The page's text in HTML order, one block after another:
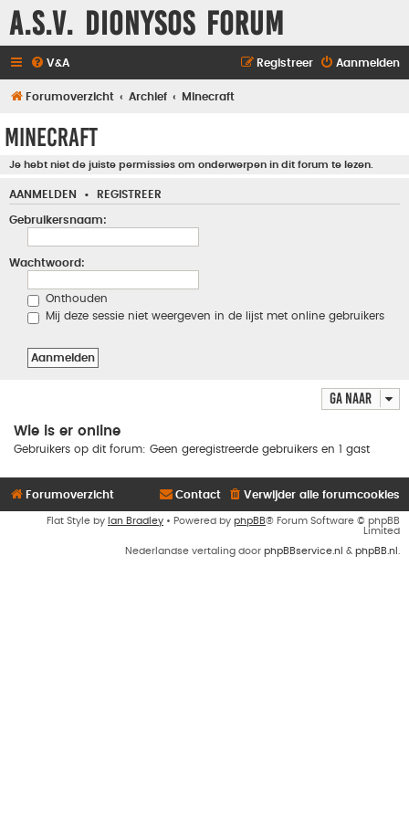
A.S.V. Dionysos Forum
V&A Aanmelden
Registreer
Forumoverzicht Archief Minecraft
Minecraft
Je hebt niet de juiste permissies om onderwerpen in dit forum te lezen.
AANMELDEN • REGISTREER
Gebruikersnaam:
Wachtwoord:
Onthouden
Mij deze sessie niet weergeven in de lijst met online gebruikers
Ga naar
Wie is er online
Gebruikers op dit forum: Geen geregistreerde gebruikers en 1 gast
Forumoverzicht Verwijder alle forumcookies
Contact
Flat Style by Ian Bradley • Powered by phpBB® Forum Software © phpBB
Limited
Nederlandse vertaling door phpBBservice.nl & phpBB.nl